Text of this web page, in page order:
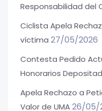
Responsabilidad del
Ciclista Apela
víctima 27/05/2026
Contesta Pedido
Honorarios
Apela Rechazo a
Valor de UMA26/05/